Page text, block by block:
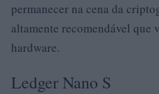
permanecer na cena da
altamente recomendável que
hardware.
Ledger Nano S